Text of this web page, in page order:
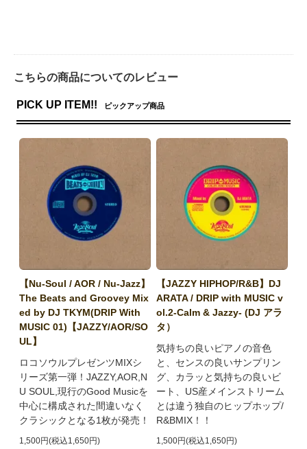
こちらの商品についてのレビュー
PICK UP ITEM!! ピックアップ商品
【Nu-Soul / AOR / Nu-Jazz】
The Beats and Groovey Mix
ed by DJ TKYM(DRIP With
MUSIC 01)【JAZZY/AOR/SO
UL】
ロコソウルプレゼンツMIXシ
リーズ第一弾！JAZZY,AOR,N
U SOUL,現行のGood Musicを
中心に構成された間違いなく
クラシックとなる1枚が発売！
1,500円(税込1,650円)
【JAZZY HIPHOP/R&B】DJ
ARATA / DRIP with MUSIC v
ol.2-Calm & Jazzy- (DJ アラ
タ）
気持ちの良いピアノの音色
と、センスの良いサンプリン
グ、カラッと気持ちの良いビ
ート、US産メインストリーム
とは違う独自のヒップホップ/
R&BMIX！！
1,500円(税込1,650円)